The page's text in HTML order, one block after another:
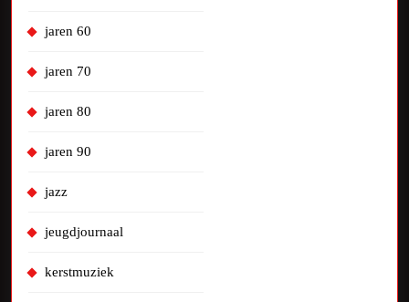
jaren 60
jaren 70
jaren 80
jaren 90
jazz
jeugdjournaal
kerstmuziek